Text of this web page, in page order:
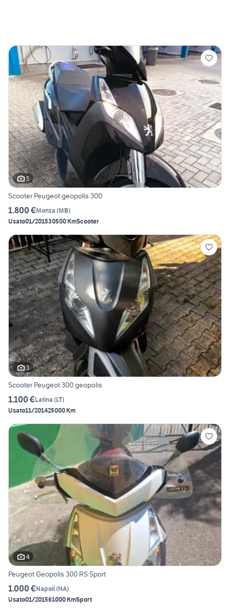
5
Scooter Peugeot geopolis 300
1.800 €Monza (MB)
Usato01/201530500 KmScooter
3
Scooter Peugeot 300 geopolis
1.100 €Latina (LT)
Usato11/201425000 Km
4
Peugeot Geopolis 300 RS Sport
1.000 €Napoli(NA)
Usato01/201561000 KmSport